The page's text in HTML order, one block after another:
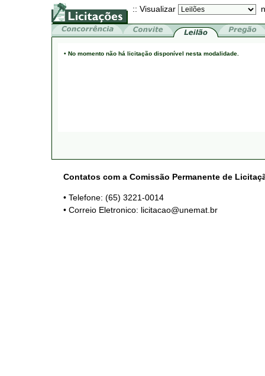
:: Visualizar
• No momento não há licitação disponível nesta modalidade.
Contatos com a Comissão Permanente de
• Telefone: (65) 3221-0014
• Correio Eletronico: licitacao@unemat.br